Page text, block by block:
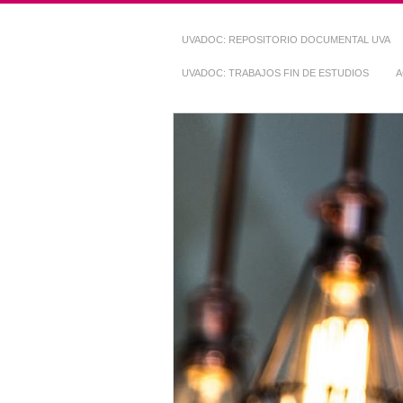
UVADOC: REPOSITORIO DOCUMENTAL UVA
UVADOC: TRABAJOS FIN DE ESTUDIOS
Repositorio
~ UVaDOC